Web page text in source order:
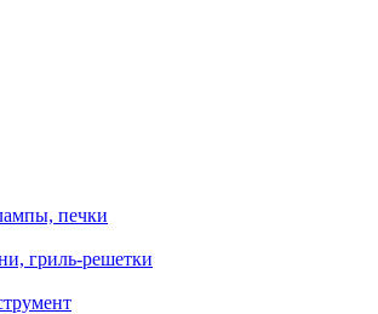
печки
гриль-решетки